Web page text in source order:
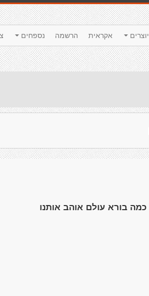
נספחים הרשמה אקראית יוצרים
כמה בורא עולם אוהב אותנו